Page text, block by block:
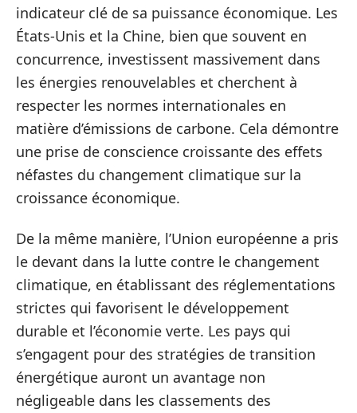
indicateur clé de sa puissance économique. Les
États-Unis et la Chine, bien que souvent en
concurrence, investissent massivement dans
les énergies renouvelables et cherchent à
respecter les normes internationales en
matière d’émissions de carbone. Cela démontre
une prise de conscience croissante des effets
néfastes du changement climatique sur la
croissance économique.
De la même manière, l’Union européenne a pris
le devant dans la lutte contre le changement
climatique, en établissant des réglementations
strictes qui favorisent le développement
durable et l’économie verte. Les pays qui
s’engagent pour des stratégies de transition
énergétique auront un avantage non
négligeable dans les classements des